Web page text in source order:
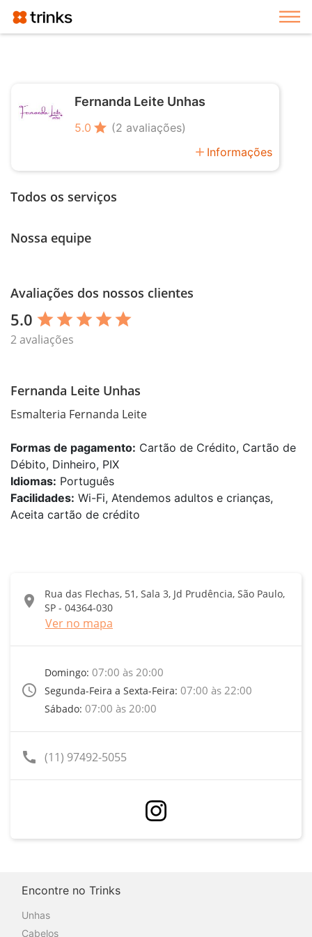
Fernanda Leite Unhas
5.0 star (2 avaliações)
add Informações
Todos os serviços
Nossa equipe
Avaliações dos nossos clientes
5.0 star star star star star
2 avaliações
Fernanda Leite Unhas
Esmalteria Fernanda Leite
Formas de pagamento: Cartão de Crédito, Cartão de
Débito, Dinheiro, PIX
Idiomas: Português
Facilidades: Wi-Fi, Atendemos adultos e crianças,
Aceita cartão de crédito
location_on
Rua das Flechas, 51, Sala 3, Jd Prudência, São Paulo,
SP - 04364-030
Ver no mapa
access_time
Domingo: 07:00 às 20:00
Segunda-Feira a Sexta-Feira: 07:00 às 22:00
Sábado: 07:00 às 20:00
call (11) 97492-5055
Encontre no Trinks
Unhas
Cabelos